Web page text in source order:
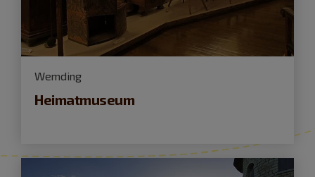
Wemding
Heimatmuseum